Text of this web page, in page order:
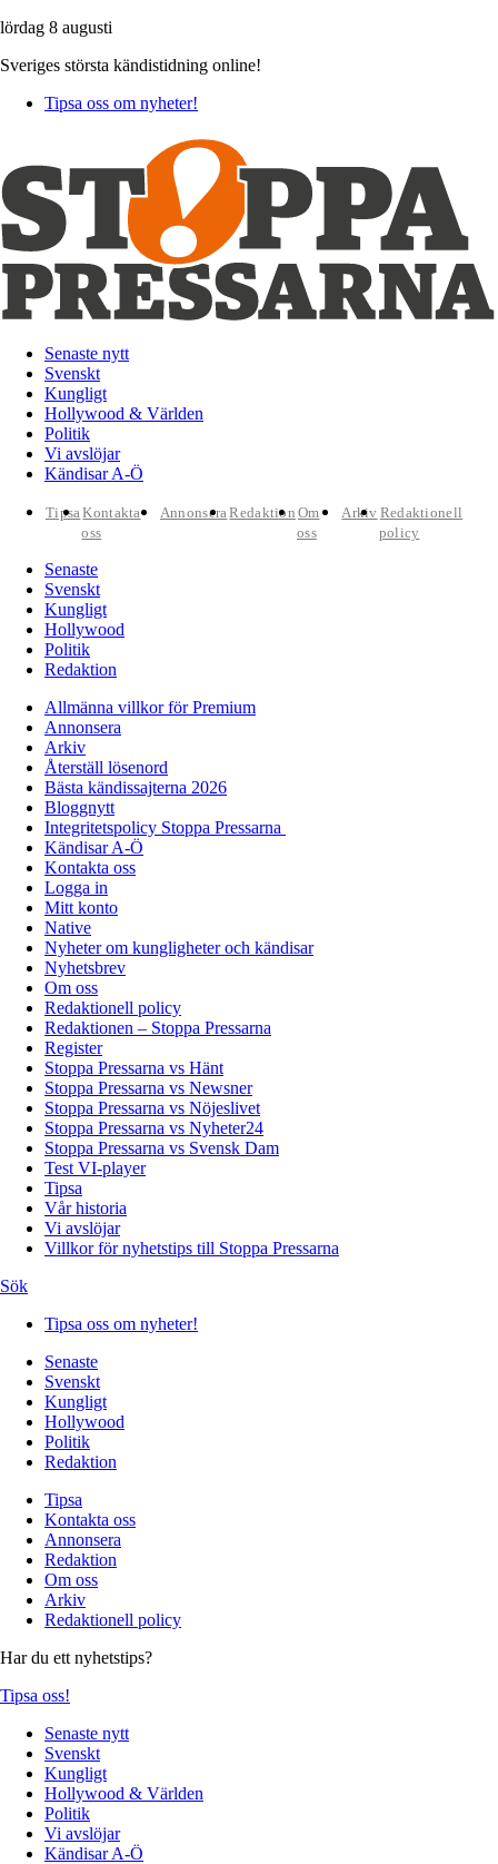
lördag 8 augusti
Sveriges största kändistidning online!
Tipsa oss om nyheter!
Senaste nytt
Svenskt
Kungligt
Hollywood & Världen
Politik
Vi avslöjar
Kändisar A-Ö
TipsaKontakta
oss
AnnonseraRedaktion Om
oss
Arkiv Redaktionell
policy
Senaste
Svenskt
Kungligt
Hollywood
Politik
Redaktion
Allmänna villkor för Premium
Annonsera
Arkiv
Återställ lösenord
Bästa kändissajterna 2026
Bloggnytt
Integritetspolicy Stoppa Pressarna
Kändisar A-Ö
Kontakta oss
Logga in
Mitt konto
Native
Nyheter om kungligheter och kändisar
Nyhetsbrev
Om oss
Redaktionell policy
Redaktionen – Stoppa Pressarna
Register
Stoppa Pressarna vs Hänt
Stoppa Pressarna vs Newsner
Stoppa Pressarna vs Nöjeslivet
Stoppa Pressarna vs Nyheter24
Stoppa Pressarna vs Svensk Dam
Test VI-player
Tipsa
Vår historia
Vi avslöjar
Villkor för nyhetstips till Stoppa Pressarna
Sök
Tipsa oss om nyheter!
Senaste
Svenskt
Kungligt
Hollywood
Politik
Redaktion
Tipsa
Kontakta oss
Annonsera
Redaktion
Om oss
Arkiv
Redaktionell policy
Har du ett nyhetstips?
Tipsa oss!
Senaste nytt
Svenskt
Kungligt
Hollywood & Världen
Politik
Vi avslöjar
Kändisar A-Ö